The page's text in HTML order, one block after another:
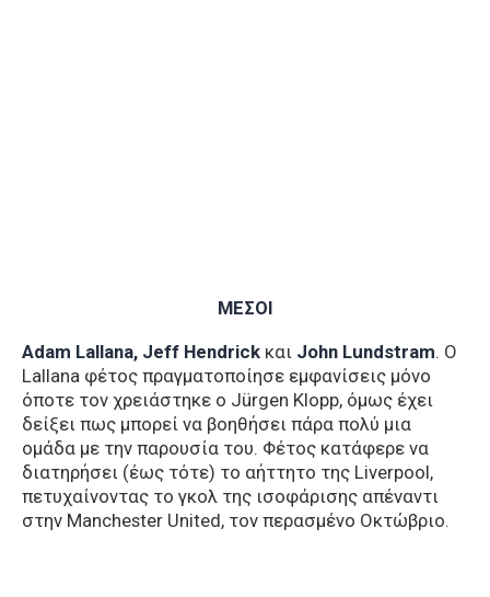
ΜΕΣΟΙ
Adam Lallana, Jeff Hendrick και John Lundstram. Ο
Lallana φέτος πραγματοποίησε εμφανίσεις μόνο
όποτε τον χρειάστηκε ο Jürgen Klopp, όμως έχει
δείξει πως μπορεί να βοηθήσει πάρα πολύ μια
ομάδα με την παρουσία του. Φέτος κατάφερε να
διατηρήσει (έως τότε) το αήττητο της Liverpool,
πετυχαίνοντας το γκολ της ισοφάρισης απέναντι
στην Manchester United, τον περασμένο Οκτώβριο.